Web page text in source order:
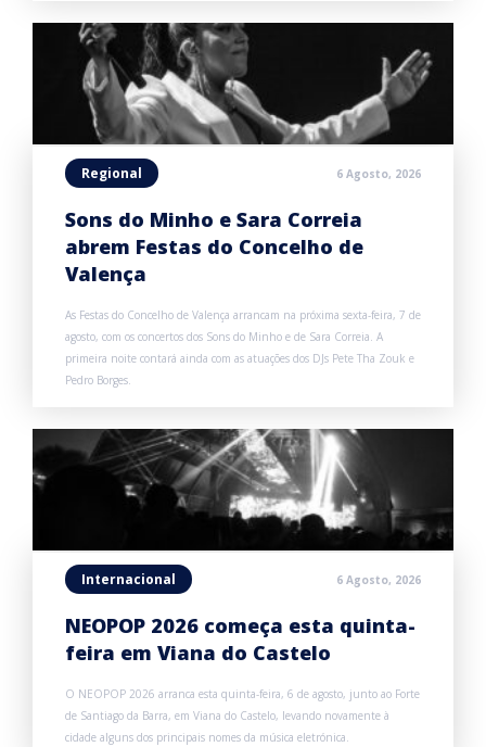
Regional 6 Agosto, 2026
Sons do Minho e Sara Correia
abrem Festas do Concelho de
Valença
As Festas do Concelho de Valença arrancam na próxima sexta-feira, 7 de
agosto, com os concertos dos Sons do Minho e de Sara Correia. A
primeira noite contará ainda com as atuações dos DJs Pete Tha Zouk e
Pedro Borges.
Internacional 6 Agosto, 2026
NEOPOP 2026 começa esta quinta-
feira em Viana do Castelo
O NEOPOP 2026 arranca esta quinta-feira, 6 de agosto, junto ao Forte
de Santiago da Barra, em Viana do Castelo, levando novamente à
cidade alguns dos principais nomes da música eletrónica.